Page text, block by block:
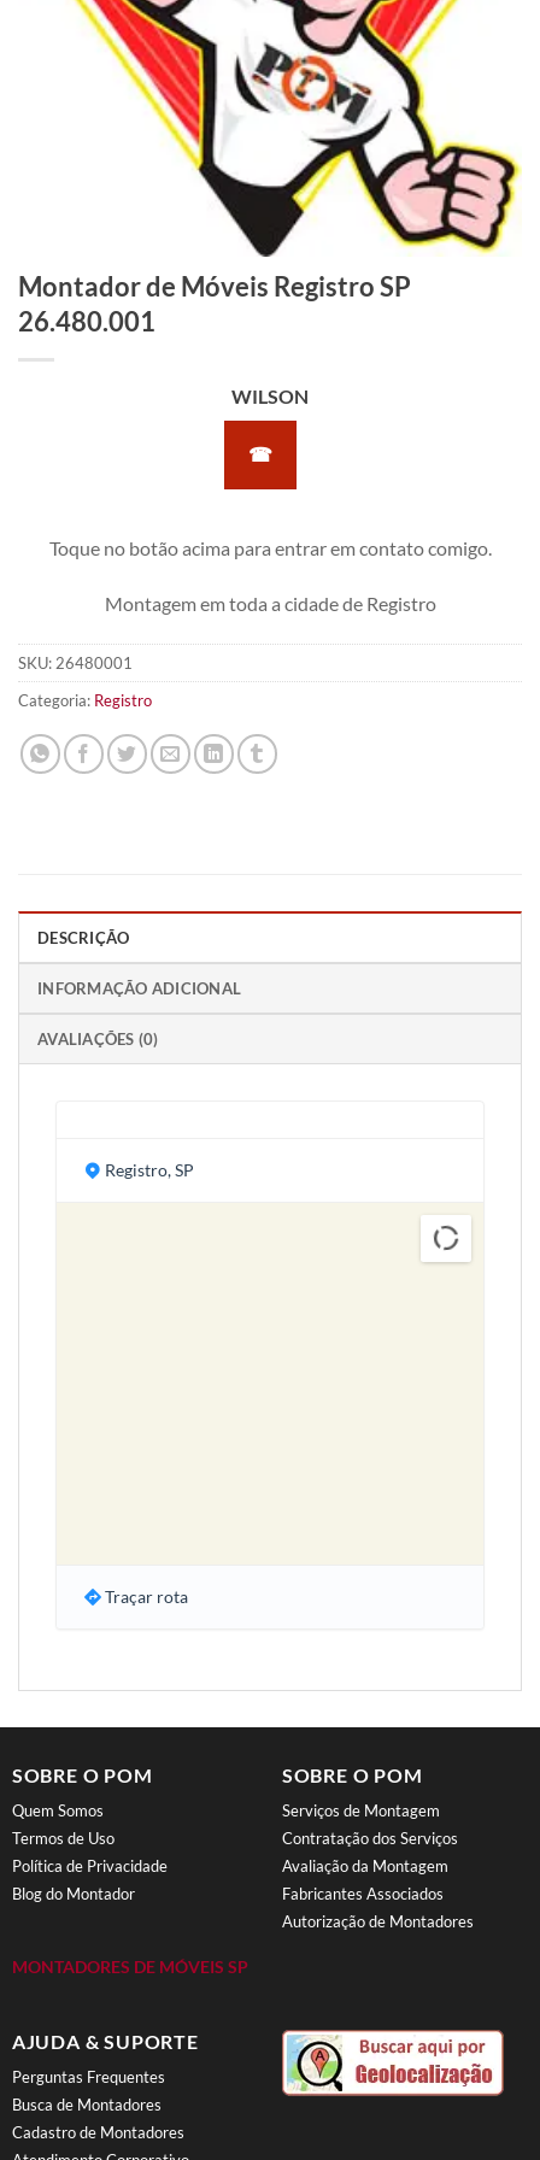
Montador de Móveis Registro SP
26.480.001
WILSON
☎
Toque no botão acima para entrar em contato comigo.
Montagem em toda a cidade de Registro
SKU: 26480001
Categoria: Registro
DESCRIÇÃO
INFORMAÇÃO ADICIONAL
AVALIAÇÕES (0)
Registro, SP
Traçar rota
SOBRE O POM
Quem Somos
Termos de Uso
Política de Privacidade
Blog do Montador
MONTADORES DE MÓVEIS SP
SOBRE O POM
Serviços de Montagem
Contratação dos Serviços
Avaliação da Montagem
Fabricantes Associados
Autorização de Montadores
AJUDA & SUPORTE
Perguntas Frequentes
Busca de Montadores
Cadastro de Montadores